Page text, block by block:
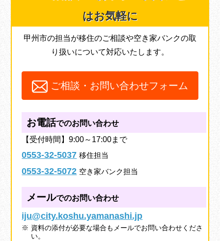
はお気軽に
甲州市の担当が移住のご相談や空き家バンクの取
り扱いについて対応いたします。
ご相談・お問い合わせフォーム
お電話でのお問い合わせ
【受付時間】9:00～17:00まで
0553-32-5037 移住担当
0553-32-5072 空き家バンク担当
メールでのお問い合わせ
iju@city.koshu.yamanashi.jp
資料の添付が必要な場合もメールでお問い合わせくださ
い。